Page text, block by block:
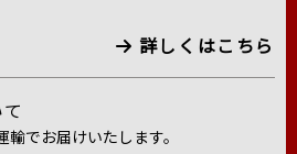
詳しくはこちら
でお届けいたします。